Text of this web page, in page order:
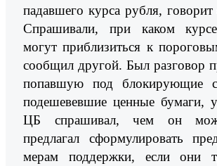
падавшего курса рубля,
Спрашивали, при каком
могут приблизиться к
сообщил другой. Был разговор
попавшую под блокирующие
подешевевшие ценные бумаги,
ЦБ спрашивал, чем он
предлагал сформулировать
мерам поддержки, если они